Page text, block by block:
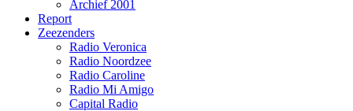
Archief 2001
Report
Zeezenders
Radio Veronica
Radio Noordzee
Radio Caroline
Radio Mi Amigo
Capital Radio